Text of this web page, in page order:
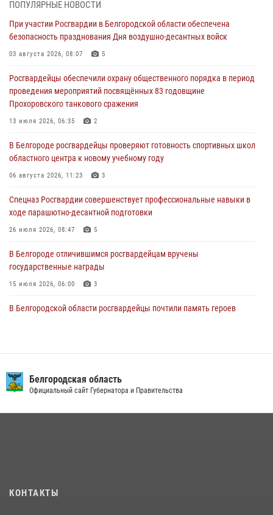
Подвиги героев‑росгвардейцев увековечили в новой музейной
экспозиции белгородского музея‑диорамы «Курская битва.
06 августа 2026, 12:05 3
В Белгороде росгвардейцы проверяют готовность спортивных школ
областного центра к новому учебному году
Росгвардия обеспечила общественную безопасность празднования
83-й годовщины освобождения г. Белгорода от немецко -
06 августа 2026, 06:54 3
Офицеры Росгвардии и ветераны войск правопорядка почтили
05 августа 2026, 17:12 2
ПОПУЛЯРНЫЕ НОВОСТИ
При участии Росгвардии в Белгородской области обеспечена
безопасность празднования Дня воздушно-десантных войск
03 августа 2026, 08:07 5
Росгвардейцы обеспечили охрану общественного порядка в период
проведения мероприятий посвящённых 83 годовщине
Прохоровского танкового сражения
13 июля 2026, 06:35 2
В Белгороде росгвардейцы проверяют готовность спортивных школ
областного центра к новому учебному году
06 августа 2026, 11:23 3
Спецназ Росгвардии совершенствует профессиональные навыки в
ходе парашютно-десантной подготовки
26 июля 2026, 08:47 5
В Белгороде отличившимся росгвардейцам вручены
государственные награды
15 июля 2026, 06:00 3
В Белгородской области росгвардейцы почтили память героев
беседу по профилактике аварийности
09 июля 2026, 10:07
Белгородская область
Официальный сайт Губернатора и Правительства
КОНТАКТЫ